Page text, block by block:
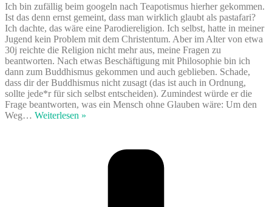
Ich bin zufällig beim googeln nach Teapotismus hierher gekommen.
Ist das denn ernst gemeint, dass man wirklich glaubt als pastafari?
Ich dachte, das wäre eine Parodiereligion. Ich selbst, hatte in meiner
Jugend kein Problem mit dem Christentum. Aber im Alter von etwa
30j reichte die Religion nicht mehr aus, meine Fragen zu
beantworten. Nach etwas Beschäftigung mit Philosophie bin ich
dann zum Buddhismus gekommen und auch geblieben. Schade,
dass dir der Buddhismus nicht zusagt (das ist auch in Ordnung,
sollte jede*r für sich selbst entscheiden). Zumindest würde er die
Frage beantworten, was ein Mensch ohne Glauben wäre: Um den
Weg… Weiterlesen »